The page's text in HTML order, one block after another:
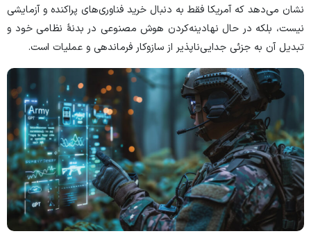
نشان می‌دهد که آمریکا فقط به دنبال خرید فناوری‌های پراکنده و آزمایشی
نیست، بلکه در حال نهادینه‌کردن هوش مصنوعی در بدنۀ نظامی خود و
تبدیل آن به جزئی جدایی‌ناپذیر از سازوکار فرماندهی و عملیات است.